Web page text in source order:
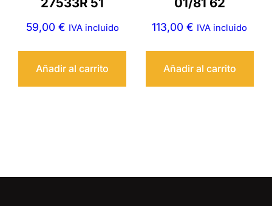
59,00 € IVA incluido
Añadir al carrito
113,00€ IVA incluido
Añadir al carrito